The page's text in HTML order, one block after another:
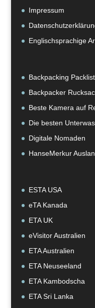
Impressum
Englischsprachige
Backpacking
Backpacker
Beste Kamera auf
Die besten
Digitale Nomaden
HanseMerkur
ESTA USA
eTA Kanada
ETA UK
eVisitor Australien
ETA Australien
ETA Neuseeland
ETA Kambodscha
ETA Sri Lanka